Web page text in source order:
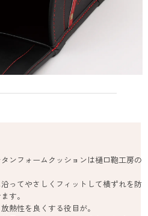
ンフォームクッションは樋口鞄工房の
ってやさしくフィットして横ずれを防
す。
熱性を良くする役目が。